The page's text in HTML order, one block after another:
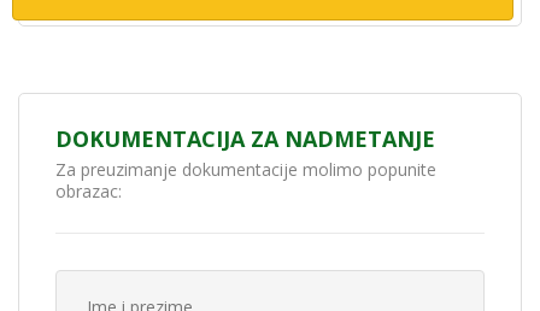
DOKUMENTACIJA ZA NADMETANJE
Za preuzimanje dokumentacije molimo popunite
obrazac: